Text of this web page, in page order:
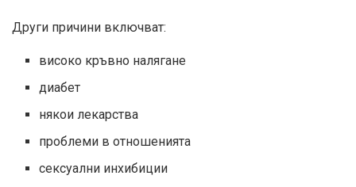
Други причини включват:
високо кръвно налягане
диабет
някои лекарства
проблеми в отношенията
сексуални инхибиции